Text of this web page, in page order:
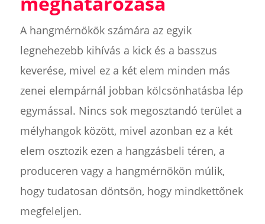
A hangmérnökök számára az egyik
legnehezebb kihívás a kick és a basszus
keverése, mivel ez a két elem minden más
zenei elempárnál jobban kölcsönhatásba lép
egymással. Nincs sok megosztandó terület a
mélyhangok között, mivel azonban ez a két
elem osztozik ezen a hangzásbeli téren, a
produceren vagy a hangmérnökön múlik,
hogy tudatosan döntsön, hogy mindkettőnek
megfeleljen.